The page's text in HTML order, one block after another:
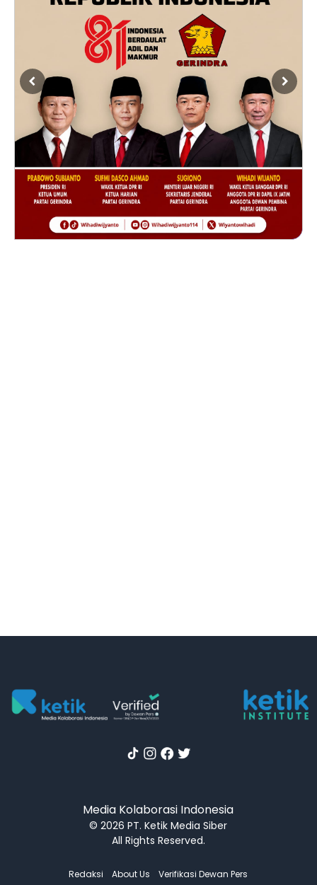
Media Kolaborasi Indonesia
© 2026 PT. Ketik Media Siber
All Rights Reserved.
Redaksi About Us Verifikasi Dewan Pers